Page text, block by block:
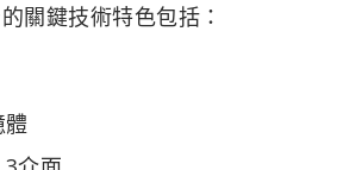
關鍵技術特色包括：
體